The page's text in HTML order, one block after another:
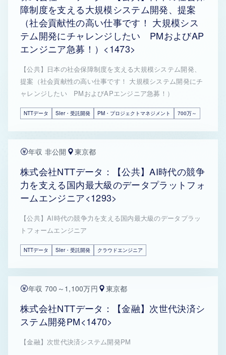
障制度を支える大規模システム開発、提案
（社会貢献性の高い仕事です！ 大規模シス
テム開発にチャレンジしたい PMおよびAP
エンジニア急募！）<1473>
【公共】日本の社会保障制度を支える大規模システム開発、
提案（社会貢献性の高い仕事です！ 大規模システム開発にチ
ャレンジしたい PMおよびAPエンジニア急募！）
NTTデータ SIer・受託開発 PM・プロジェクトマネジメント 700万～
年収 非公開 東京都
株式会社NTTデータ：【公共】AI時代の競争
力を支える国内最大級のデータプラットフォ
ームエンジニア<1293>
【公共】AI時代の競争力を支える国内最大級のデータプラッ
トフォームエンジニア
NTTデータ SIer・受託開発 クラウドエンジニア
年収 700～1,100万円 東京都
株式会社NTTデータ：【金融】次世代決済シ
ステム開発PM<1470>
【金融】次世代決済システム開発PM